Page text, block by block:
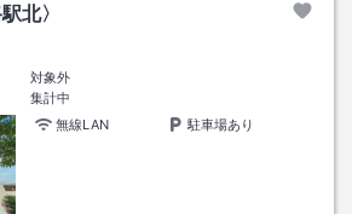
北〉
対象外
集計中
無線LAN
駐車場あり